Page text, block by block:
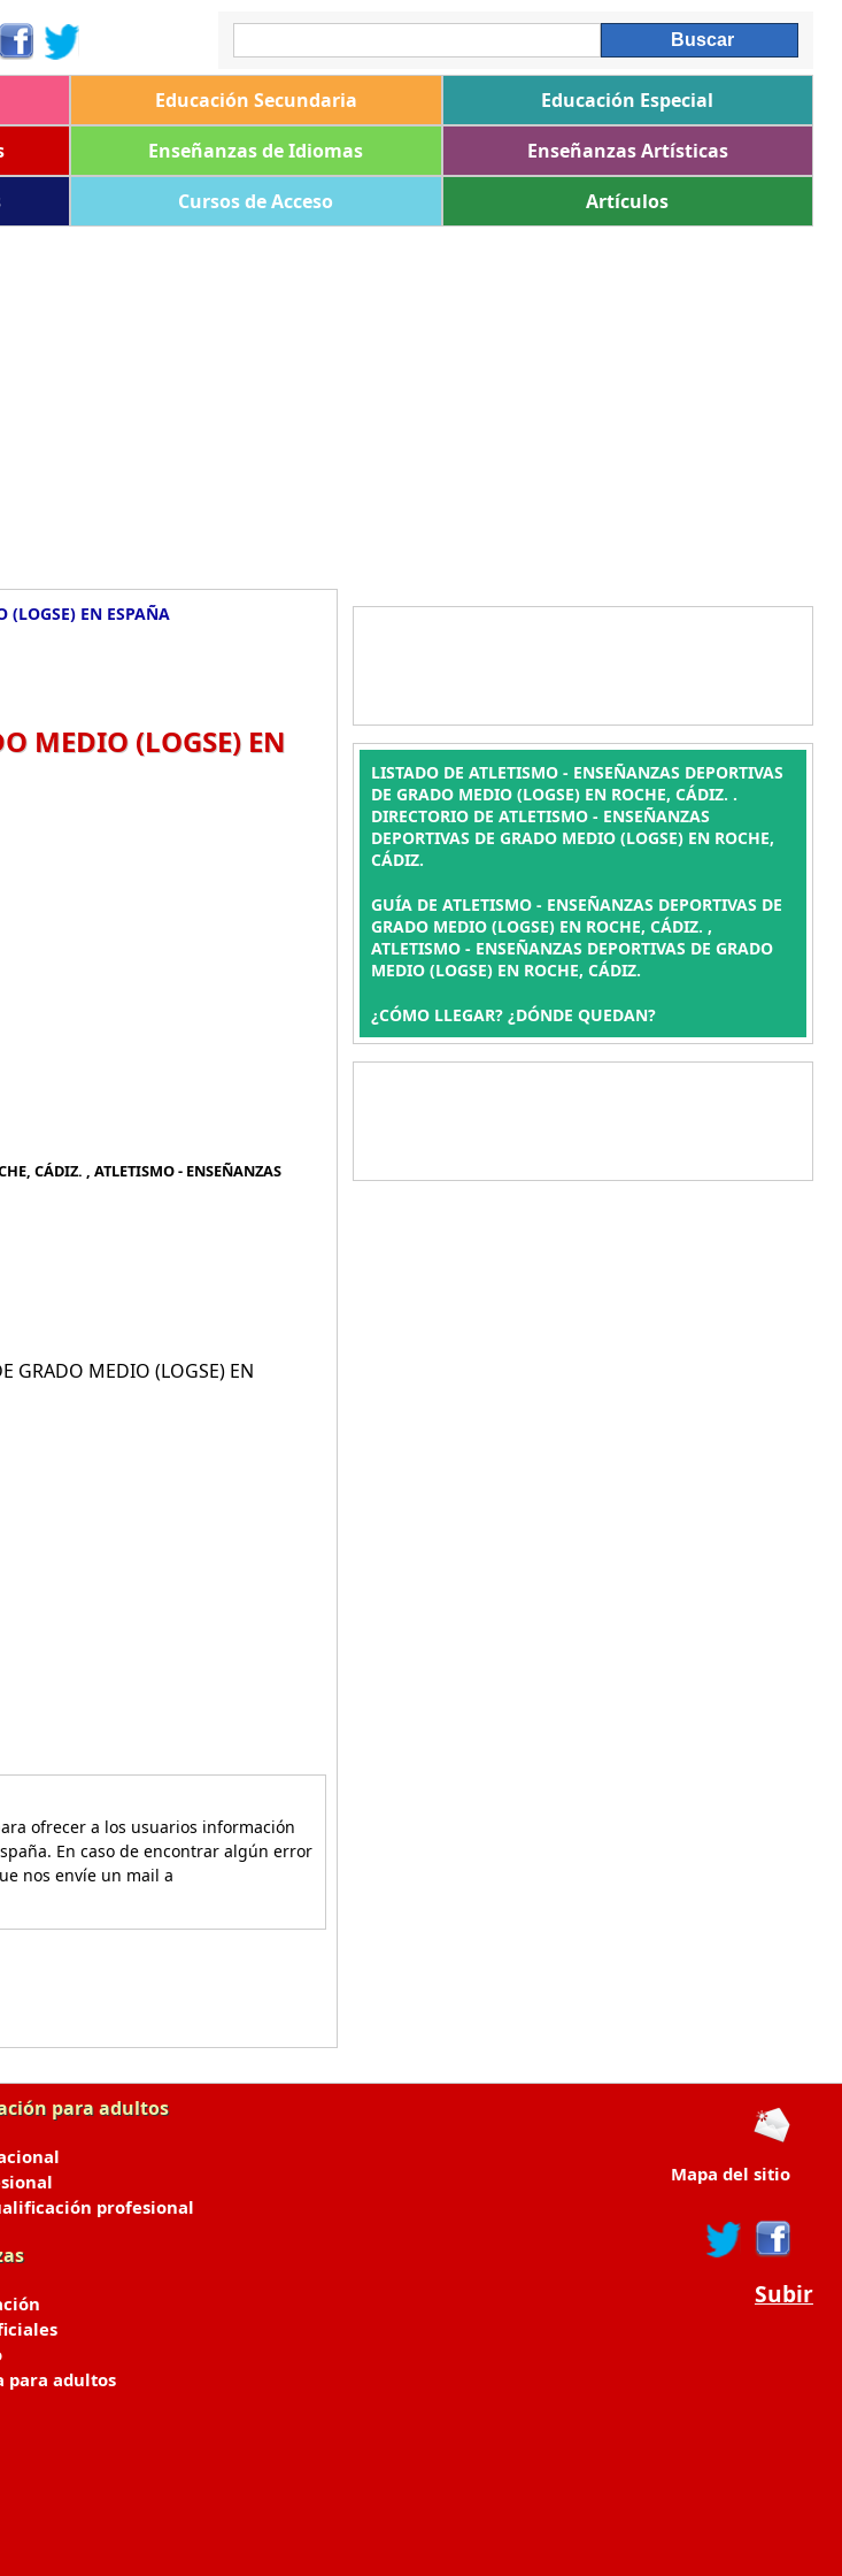
Educación Secundaria
Educación Especial
Enseñanzas de Idiomas
Enseñanzas Artísticas
Cursos de Acceso Artículos
(LOGSE) EN ESPAÑA
MEDIO (LOGSE) EN
CÁDIZ. , ATLETISMO - ENSEÑANZAS
GRADO MEDIO (LOGSE) EN
ofrecer a los usuarios información
En caso de encontrar algún error
nos envíe un mail a
LISTADO DE ATLETISMO - ENSEÑANZAS DEPORTIVAS
DE GRADO MEDIO (LOGSE) EN ROCHE, CÁDIZ. .
DIRECTORIO DE ATLETISMO - ENSEÑANZAS
DEPORTIVAS DE GRADO MEDIO (LOGSE) EN ROCHE,
CÁDIZ.
GUÍA DE ATLETISMO - ENSEÑANZAS DEPORTIVAS DE
GRADO MEDIO (LOGSE) EN ROCHE, CÁDIZ. ,
ATLETISMO - ENSEÑANZAS DEPORTIVAS DE GRADO
MEDIO (LOGSE) EN ROCHE, CÁDIZ.
¿CÓMO LLEGAR? ¿DÓNDE QUEDAN?
para adultos
profesional
para adultos
Mapa del sitio
Subir